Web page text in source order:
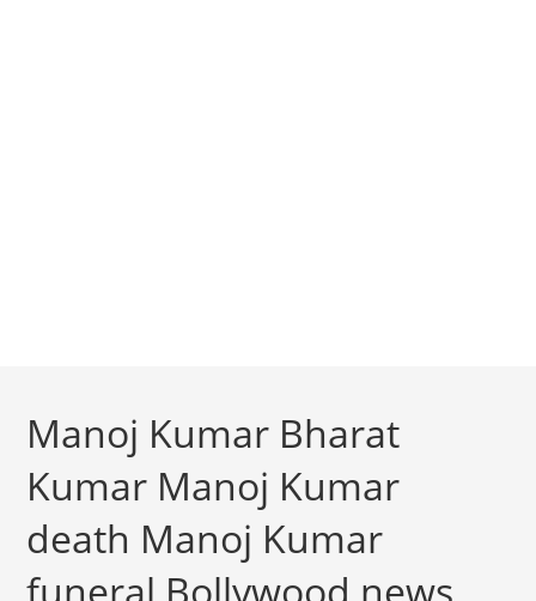
Manoj Kumar Bharat
Kumar Manoj Kumar
death Manoj Kumar